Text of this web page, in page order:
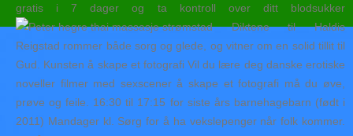
gratis i 7 dager og ta kontroll over ditt blodsukker
Diktene til Haldis
Reigstad rommer både sorg og glede, og vitner om en solid tillit til
Gud. Kunsten å skape et fotografi Vil du lære deg danske erotiske
noveller filmer med sexscener å skape et fotografi må du øve,
prøve og feile. 16:30 til 17:15 for siste års barnehagebarn (født i
2011) Mandager kl. Sørg for å ha vekslepenger når folk kommer.